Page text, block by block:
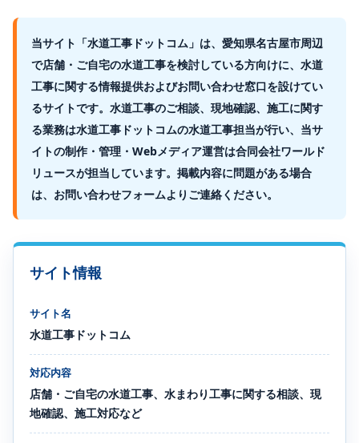
当サイト「水道工事ドットコム」は、愛知県名古屋市周辺
で店舗・ご自宅の水道工事を検討している方向けに、水道
工事に関する情報提供およびお問い合わせ窓口を設けてい
るサイトです。水道工事のご相談、現地確認、施工に関す
る業務は水道工事ドットコムの水道工事担当が行い、当サ
イトの制作・管理・Webメディア運営は合同会社ワールド
リュースが担当しています。掲載内容に問題がある場合
は、お問い合わせフォームよりご連絡ください。
サイト情報
サイト名
水道工事ドットコム
対応内容
店舗・ご自宅の水道工事、水まわり工事に関する相談、現
地確認、施工対応など